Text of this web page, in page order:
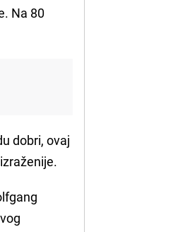
Na 80
dobri, ovaj